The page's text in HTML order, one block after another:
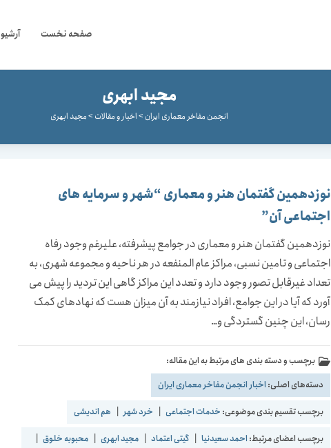
صفحه نخست
مجید ابهری
انجمن مفاخر معماری ایران >اخبار و مقالات >مجید ابهری
نوزدهمین گفتمان هنر و معماری “شهر و سرمایه های
اجتماعی آن”
نوزدهمین گفتمان هنر و معماری در جوامع پیشرفته، علیرغم وجود رفاه
اجتماعی و تامین نسبی، مراکز عام المنفعه در هر ناحیه و مجموعه شهری، به
تعداد غیرقابل تصور وجود دارد و تعدد این مراکز گاهی این تردید را پیش می
آورد که آیا در این جوامع، افراد نیازمند به آن میزان هست که نهادهای کمک
رسان، این چنین گستردگی و…
برچسب و دسته بندی های مرتبط به این مقاله:
دسته‌های اصلی: اخبار انجمن مفاخر معماری ایران
برچسب تقسیم بندی موضوعی: خدمات اجتماعی خرد شهر هم اندیشی
برچسب اعضای مرتبط: احمد سعیدنیا گیتی اعتماد مجید ابهری محبوبه خلوق